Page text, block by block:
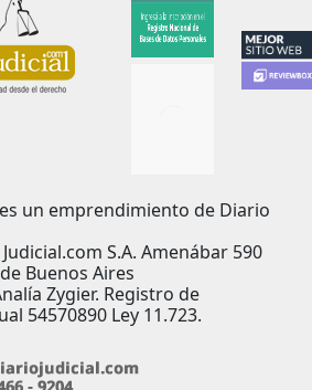
un emprendimiento de Diario
S.A. Amenábar 590
Buenos Aires
Zygier. Registro de
54570890 Ley 11.723.